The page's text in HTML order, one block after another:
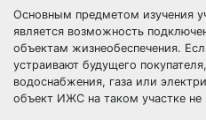
Основным предметом изучения
является возможность
объектам жизнеобеспечения.
устраивают будущего
водоснабжения, газа или
объект ИЖС на таком участке